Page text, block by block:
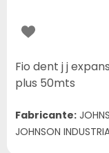
Fio dent j j
plus 50mts
Fabricante:
JOHNSON